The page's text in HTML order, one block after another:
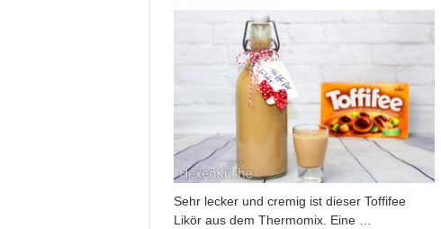
Sehr lecker und cremig ist dieser Toffifee
Likör aus dem Thermomix. Eine …